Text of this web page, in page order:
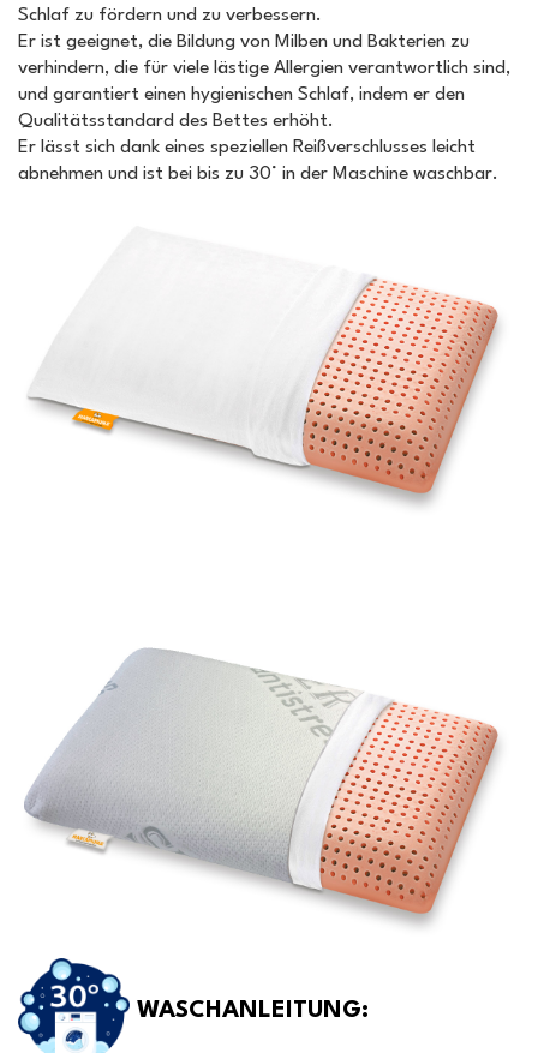
Schlaf zu fördern und zu verbessern.
Er ist geeignet, die Bildung von Milben und Bakterien zu
verhindern, die für viele lästige Allergien verantwortlich sind,
und garantiert einen hygienischen Schlaf, indem er den
Qualitätsstandard des Bettes erhöht.
Er lässt sich dank eines speziellen Reißverschlusses leicht
abnehmen und ist bei bis zu 30° in der Maschine waschbar.
WASCHANLEITUNG: